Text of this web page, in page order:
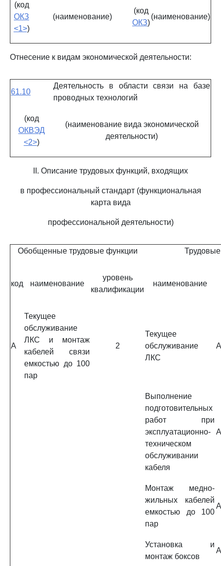
(код
ОКЗ
<1>)
(наименование)
(код
ОКЗ)
(наименование)
Отнесение к видам экономической деятельности:
61.10
Деятельность в области связи на базе
проводных технологий
(код
ОКВЭД
<2>)
(наименование вида экономической
деятельности)
II. Описание трудовых функций, входящих
в профессиональный стандарт (функциональная
карта вида
профессиональной деятельности)
Обобщенные трудовые функции
код наименование
уровень
квалификации
наименование
A
Текущее
обслуживание
ЛКС и монтаж
кабелей связи
емкостью до 100
пар
2
Текущее
обслуживание
ЛКС
Выполнение
подготовительных
работ при
эксплуатационно-
техническом
обслуживании
кабеля
Монтаж медно-
жильных кабелей
емкостью до 100
пар
Установка и
монтаж боксов